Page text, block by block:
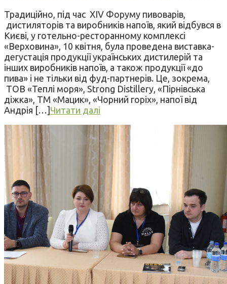
Традиційно, під час XIV Форуму пивоварів,
дистиляторів та виробників напоїв, який відбувся в
Києві, у готельно-ресторанному комплексі
«Верховина», 10 квітня, була проведена виставка-
дегустація продукції українських дистилерій та
інших виробників напоїв, а також продукції «до
пива» і не тільки від фуд-партнерів. Це, зокрема,
ТОВ «Теплі моря», Strong Distillery, «Пірнівська
діжка», ТМ «Мацик», «Чорний горіх», напої від
Андрія […] Читати далі